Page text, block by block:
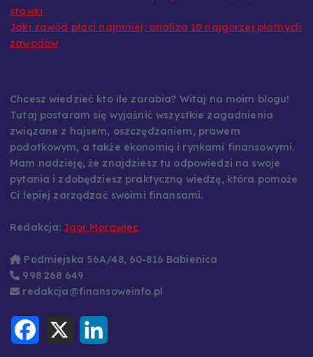
stawki
Jaki zawód płaci najmniej: analiza 10 najgorzej płatnych
zawodów
Chcesz wiedzieć kto ile zarabia? Witaj na moim blogu!
Tutaj postaram się wyjaśnić wszystkie zagadnienia
związane z hajsem, oszczędzaniem, prawem
podatkowym, a także ekonomią i rynkami finansowymi.
Mam nadzieję, że znajdziesz tu odpowiedzi na swoje
pytania i zdobędziesz praktyczną wiedzę, która pomoże
Ci lepiej zarządzać swoimi finansami.
Redakcja: Igor Morawiec
Podmiejska 56A/48, 60-816 Babienica
998 268 649
redakcja@finansoweinfo.pl
X